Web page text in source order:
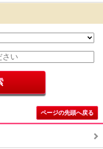
ページの先頭へ戻る